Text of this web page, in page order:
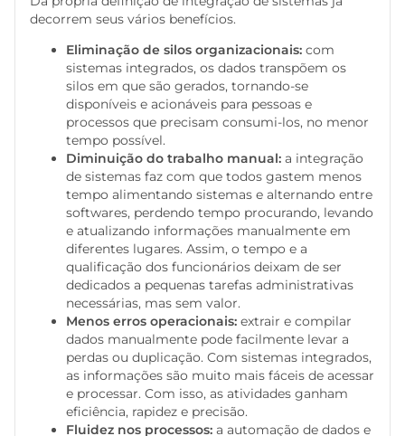
decorrem seus vários benefícios.
Eliminação de silos organizacionais: com
sistemas integrados, os dados transpõem os
silos em que são gerados, tornando-se
disponíveis e acionáveis para pessoas e
processos que precisam consumi-los, no menor
tempo possível.
Diminuição do trabalho manual: a integração
de sistemas faz com que todos gastem menos
tempo alimentando sistemas e alternando entre
softwares, perdendo tempo procurando, levando
e atualizando informações manualmente em
diferentes lugares. Assim, o tempo e a
qualificação dos funcionários deixam de ser
dedicados a pequenas tarefas administrativas
necessárias, mas sem valor.
Menos erros operacionais: extrair e compilar
dados manualmente pode facilmente levar a
perdas ou duplicação. Com sistemas integrados,
as informações são muito mais fáceis de acessar
e processar. Com isso, as atividades ganham
eficiência, rapidez e precisão.
Fluidez nos processos: a automação de dados e